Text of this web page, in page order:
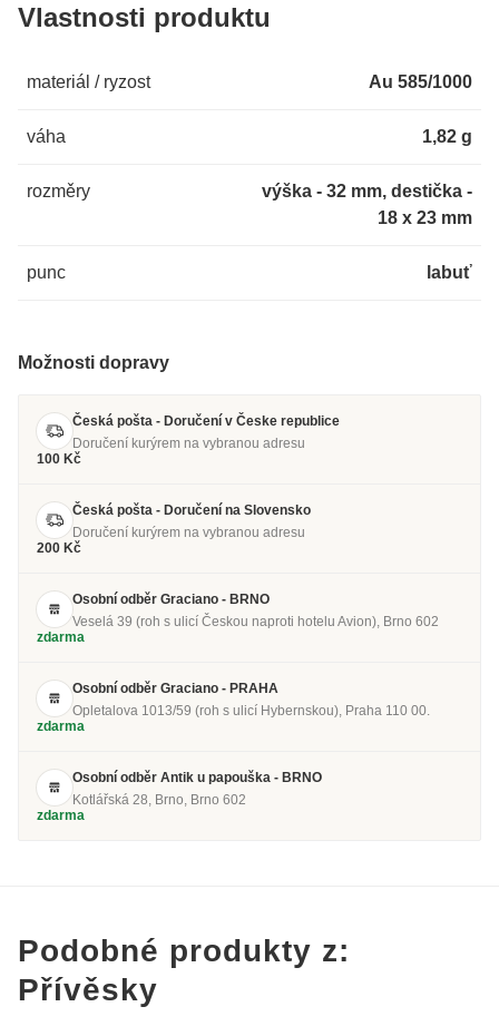
Vlastnosti produktu
materiál / ryzost Au 585/1000
váha 1,82 g
rozměry
výška - 32 mm, destička -
18 x 23 mm
punc labuť
Možnosti dopravy
Česká pošta - Doručení v Česke republice
Doručení kurýrem na vybranou adresu
100 Kč
Česká pošta - Doručení na Slovensko
Doručení kurýrem na vybranou adresu
200 Kč
Osobní odběr Graciano - BRNO
Veselá 39 (roh s ulicí Českou naproti hotelu Avion), Brno 602
zdarma
Osobní odběr Graciano - PRAHA
Opletalova 1013/59 (roh s ulicí Hybernskou), Praha 110 00.
zdarma
Osobní odběr Antik u papouška - BRNO
Kotlářská 28, Brno, Brno 602
zdarma
Podobné produkty z:
Přívěsky